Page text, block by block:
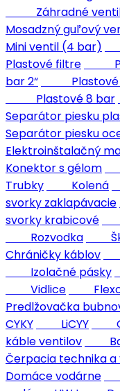
Záhradné
Mosadzný guľový
Mini ventil (4 bar)
Plastové filtre
bar 2“
Plastové
Plastové 8 bar
Separátor piesku
Separátor piesku
Elektroinštalačný
Konektor s gélom
Trubky
Kolená
svorky zaklapávacie
svorky krabicové
Rozvodka
Chráničky káblov
Izolačné pásky
Vidlice
Flexo
Predlžovačka
CYKY
LiCYY
káble ventilov
Čerpacia technika
Domáce vodárne